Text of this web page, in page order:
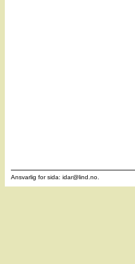
Ansvarlig for sida: idar@lind.no.